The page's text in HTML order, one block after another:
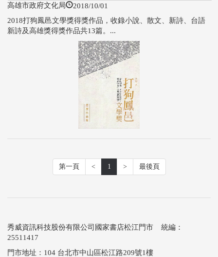
高雄市政府文化局 2018/10/01
2018打狗鳳邑文學獎得獎作品，收錄小說、散文、新詩、台語
新詩及高雄獎得獎作品共13篇。...
第一頁 < 1 > 最後頁
秀威資訊科技股份有限公司國家書店松江門市 統編：
25511417
門市地址：104 台北市中山區松江路209號1樓